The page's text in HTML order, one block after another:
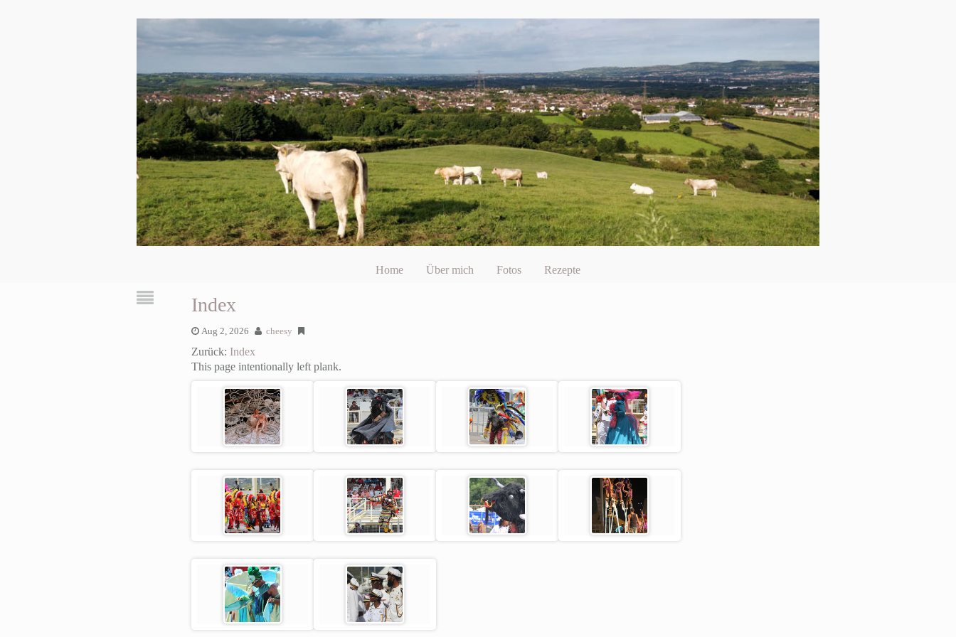
Home Über mich Fotos Rezepte
Index
Aug 2, 2026 cheesy
Zurück: Index
This page intentionally left plank.